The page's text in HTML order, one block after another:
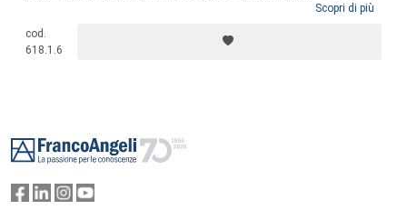
individuare le più rilevanti caratteristiche comuni relative ai percorsi di
alterglobal, e di mettere in evidenza peculiarità nazionali che
influiscono nel determinare le evoluzioni delle azioni su scala locale.
Scopri di più
cod.
618.1.6